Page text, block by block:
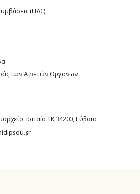
(ΠΔΣ)
των Αιρετών Οργάνων
Ιστιαία ΤΚ 34200, Εύβοια